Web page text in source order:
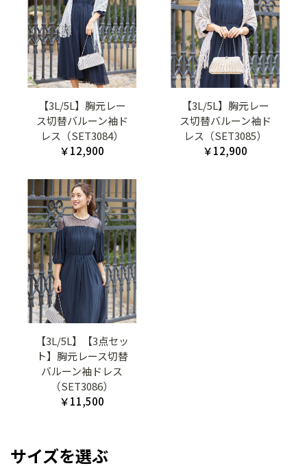
【3L/5L】胸元レー
ス切替バルーン袖ド
レス（SET3084）
￥12,900
【3L/5L】胸元レー
ス切替バルーン袖ド
レス（SET3085）
￥12,900
【3L/5L】【3点セッ
ト】胸元レース切替
バルーン袖ドレス
（SET3086）
￥11,500
サイズを選ぶ